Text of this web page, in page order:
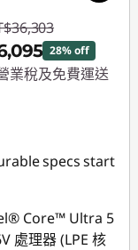
28% off
業稅及免費運送
specs start
Core™ Ultra 5
處理器 (LPE 核